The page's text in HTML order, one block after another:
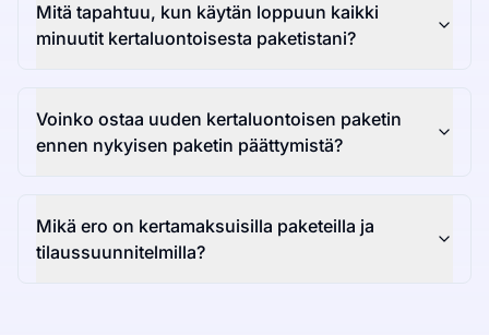
Mitä tapahtuu, kun käytän loppuun kaikki
minuutit kertaluontoisesta paketistani?
Voinko ostaa uuden kertaluontoisen paketin
ennen nykyisen paketin päättymistä?
Mikä ero on kertamaksuisilla paketeilla ja
tilaussuunnitelmilla?